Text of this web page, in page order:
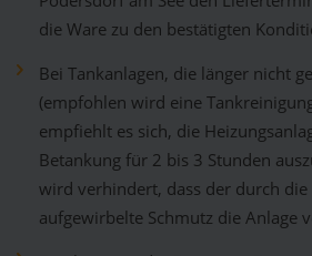
die Ware zu den bestätigten
Bei Tankanlagen, die länger nicht
(empfohlen wird eine
empfiehlt es sich, die
Betankung für 2 bis 3 Stunden
wird verhindert, dass der durch die
aufgewirbelte Schmutz die Anlage